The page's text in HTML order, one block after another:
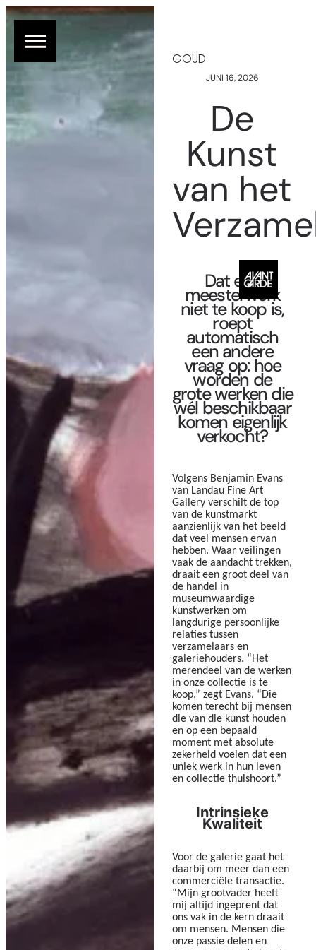
De
Kunst
van het
Dat een
meesterwerk
niet te koop is,
roept
automatisch
een andere
vraag op: hoe
worden de
grote werken die
wél beschikbaar
komen eigenlijk
verkocht?
GOUD
JUNI 16, 2026
Volgens Benjamin Evans
van Landau Fine Art
Gallery verschilt de top
van de kunstmarkt
aanzienlijk van het beeld
dat veel mensen ervan
hebben. Waar veilingen
vaak de aandacht trekken,
draait een groot deel van
de handel in
museumwaardige
kunstwerken om
langdurige persoonlijke
relaties tussen
verzamelaars en
galeriehouders. “Het
merendeel van de werken
in onze collectie is te
koop,” zegt Evans. “Die
komen terecht bij mensen
die van die kunst houden
en op een bepaald
moment met absolute
zekerheid voelen dat een
uniek werk in hun leven
en collectie thuishoort.”
Intrinsieke
Kwaliteit
Voor de galerie gaat het
daarbij om meer dan een
commerciële transactie.
“Mijn grootvader heeft
mij altijd ingeprent dat
ons vak in de kern draait
om mensen. Mensen die
onze passie delen en